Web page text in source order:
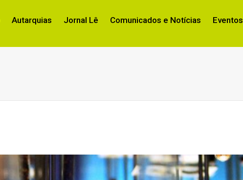
Autarquias Jornal Lê Comunicados e Notícias Eventos